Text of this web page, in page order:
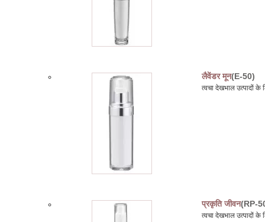
लैवेंडर मून(E-50)
त्वचा देखभाल उत्पादों के
प्रकृति जीवन(RP-
त्वचा देखभाल उत्पादों के